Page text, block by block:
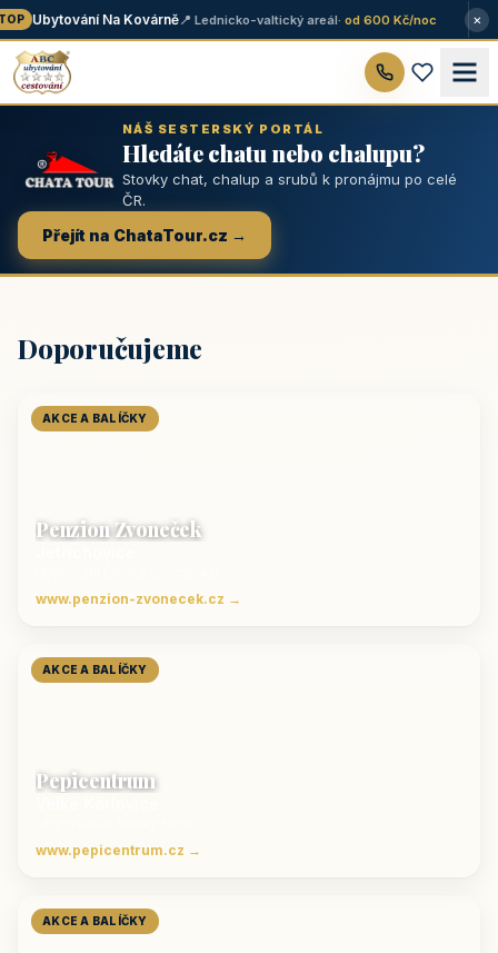
Ubytování Na Kovárně📍 Lednicko-valtický areál· od 600 Kč/noc ×
NÁŠ SESTERSKÝ PORTÁL
Hledáte chatu nebo chalupu?
Stovky chat, chalup a srubů k pronájmu po celé
ČR.
Přejít na ChataTour.cz →
Doporučujeme
AKCE A BALÍČKY
Penzion Zvoneček
www.penzion-zvonecek.cz →
AKCE A BALÍČKY
Pepicentrum
www.pepicentrum.cz →
AKCE A BALÍČKY